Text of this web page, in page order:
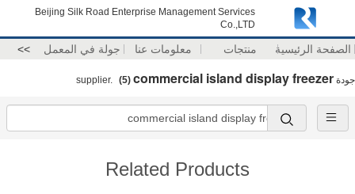
Beijing Silk Road Enterprise Management Services
Co.,LTD
الصفحة الرئيسية منتجات معلومات عنا جولة في المعمل >>
جودة commercial island display freezer
(5)
Related Products